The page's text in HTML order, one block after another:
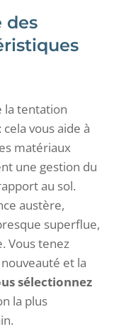
des
la tentation
vous aide à
matériaux
une gestion du
au sol.
austère,
superflue,
Vous tenez
et la
sélectionnez
la plus